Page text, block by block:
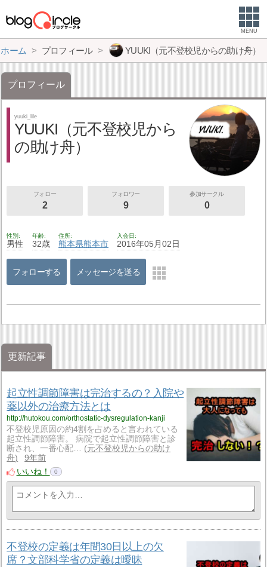
MENU
ホーム プロフィール YUUKI（元不登校児からの助け舟）
プロフィール
yuuki_lile
YUUKI（元不登校児から
の助け舟）
フォロー
2
フォロワー
9
参加サークル
0
性別
男性
年齢
32歳
住所
熊本県熊本市
入会日
2016年05月02日
フォローする メッセージを送る
更新記事
起立性調節障害は完治するの？入院や
薬以外の治療方法とは
http://hutokou.com/orthostatic-dysregulation-kanji
不登校児原因の約4割を占めると言われている
起立性調節障害。 病院で起立性調節障害と診
断され、一番心配…
元不登校児からの助け
舟
9年前
いいね！
0
不登校の定義は年間30日以上の欠
席？文部科学省の定義は曖昧